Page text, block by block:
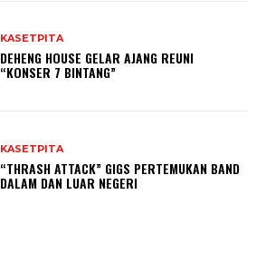
KASETPITA
DEHENG HOUSE GELAR AJANG REUNI
“KONSER 7 BINTANG”
KASETPITA
“THRASH ATTACK” GIGS PERTEMUKAN BAND
DALAM DAN LUAR NEGERI